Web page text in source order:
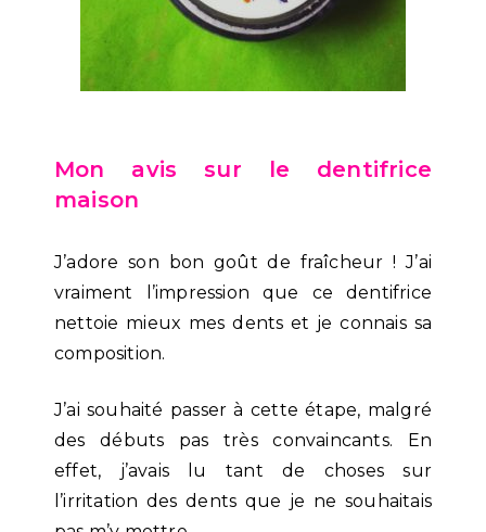
Mon avis sur le dentifrice
maison
J’adore son bon goût de fraîcheur ! J’ai
vraiment l’impression que ce dentifrice
nettoie mieux mes dents et je connais sa
composition.
J’ai souhaité passer à cette étape, malgré
des débuts pas très convaincants. En
effet, j’avais lu tant de choses sur
l’irritation des dents que je ne souhaitais